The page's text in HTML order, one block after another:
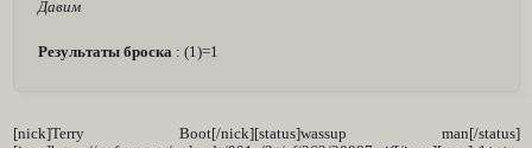
Давим
Результаты броска : (1)=1
[nick]Terry Boot[/nick][status]wassup man[/status]